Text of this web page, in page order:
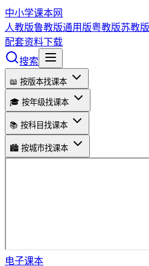
中小学课本网
人教版鲁教版通用版粤教版苏教版
配套资料下载
搜索
📖 按版本找课本
🎓 按年级找课本
📚 按科目找课本
🏙️ 按城市找课本
电子课本